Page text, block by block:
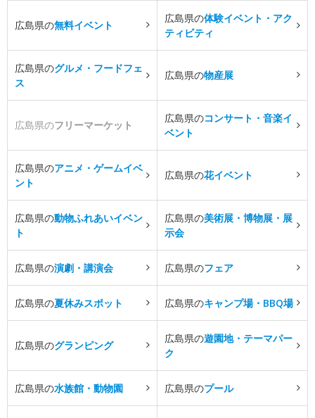
広島県の無料イベント
広島県の体験イベント・アク
ティビティ
広島県のグルメ・フードフェ
ス
広島県の物産展
広島県のフリーマーケット
広島県のコンサート・音楽イ
ベント
広島県のアニメ・ゲームイベ
ント
広島県の花イベント
広島県の動物ふれあいイベン
ト
広島県の美術展・博物展・展
示会
広島県の演劇・講演会 広島県のフェア
広島県の夏休みスポット 広島県のキャンプ場・BBQ場
広島県のグランピング
広島県の遊園地・テーマパー
ク
広島県の水族館・動物園 広島県のプール